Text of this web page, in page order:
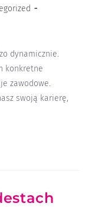
dynamicznie.
konkretne
zawodowe.
swoją karierę,